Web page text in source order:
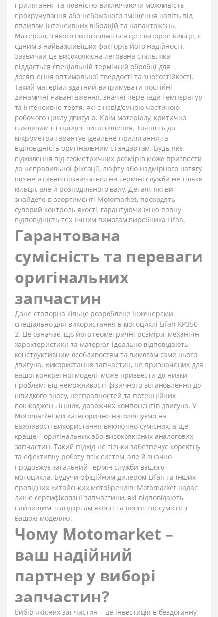
прилягання та повністю виключаючи можливість
прокручування або небажаного зміщення навіть під
впливом інтенсивних вібрацій та навантажень.
Матеріал, з якого виготовляється це стопорне кільце, є
одним з найважливіших факторів його надійності.
Зазвичай це високоякісна легована сталь, яка
піддається спеціальній термічній обробці для
досягнення оптимальної твердості та зносостійкості.
Такий матеріал здатний витримувати постійні
динамічні навантаження, значні перепади температур
та інтенсивне тертя, які є невід'ємною частиною
робочого циклу двигуна. Крім матеріалу, критично
важливим є і процес виготовлення. Точність до
мікрометра гарантує ідеальне прилягання та
відповідність оригінальним стандартам. Будь-яке
відхилення від геометричних розмірів може призвести
до неправильної фіксації, люфту або надмірного натягу,
що негативно позначиться на терміні служби не тільки
кільця, але й розподільного валу. Деталі, які ви
знайдете в асортименті Motomarket, проходять
суворий контроль якості, гарантуючи їхню повну
відповідність технічним вимогам виробника Lifan.
Гарантована
сумісність та переваги
оригінальних
запчастин
Дане стопорна кільце розроблене інженерами
спеціально для використання в мотоциклі Lifan KP350-
2. Це означає, що його геометричні розміри, механічні
характеристики та матеріал ідеально відповідають
конструктивним особливостям та вимогам саме цього
двигуна. Використання запчастин, не призначених для
вашої конкретної моделі, може призвести до низки
проблем: від неможливості фізичного встановлення до
швидкого зносу, несправностей та потенційних
пошкоджень інших, дорожчих компонентів двигуна. У
Motomarket ми категорично наголошуємо на
важливості використання виключно сумісних, а ще
краще – оригінальних або високоякісних аналогових
запчастин. Такий підхід не тільки забезпечує коректну
та ефективну роботу всіх систем, але й значно
продовжує загальний термін служби вашого
мотоцикла. Будучи офіційним дилером Lifan та інших
провідних китайських мотобрендів, Motomarket надає
лише сертифіковані запчастини, які відповідають
найвищим стандартам якості та повністю сумісні з
вашою моделлю.
Чому Motomarket –
ваш надійний
партнер у виборі
запчастин?
Вибір якісних запчастин – це інвестиція в бездоганну